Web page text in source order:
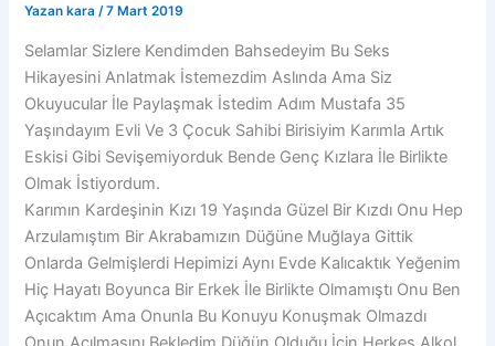
Yazan kara/7 Mart 2019
Selamlar Sizlere Kendimden Bahsedeyim Bu Seks
Hikayesini Anlatmak İstemezdim Aslında Ama Siz
Okuyucular İle Paylaşmak İstedim Adım Mustafa 35
Yaşındayım Evli Ve 3 Çocuk Sahibi Birisiyim Karımla Artık
Eskisi Gibi Sevişemiyorduk Bende Genç Kızlara İle Birlikte
Olmak İstiyordum.
Karımın Kardeşinin Kızı 19 Yaşında Güzel Bir Kızdı Onu Hep
Arzulamıştım Bir Akrabamızın Düğüne Muğlaya Gittik
Onlarda Gelmişlerdi Hepimizi Aynı Evde Kalıcaktık Yeğenim
Hiç Hayatı Boyunca Bir Erkek İle Birlikte Olmamıştı Onu Ben
Açıcaktım Ama Onunla Bu Konuyu Konuşmak Olmazdı